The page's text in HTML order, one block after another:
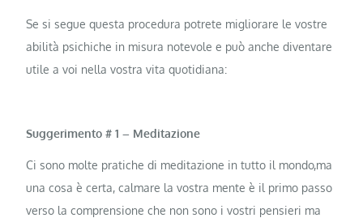
Se si segue questa procedura potrete migliorare le vostre
abilità psichiche in misura notevole e può anche diventare
utile a voi nella vostra vita quotidiana:
Suggerimento # 1 – Meditazione
Ci sono molte pratiche di meditazione in tutto il mondo,ma
una cosa è certa, calmare la vostra mente è il primo passo
verso la comprensione che non sono i vostri pensieri ma